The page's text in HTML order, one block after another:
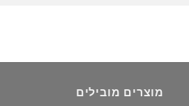
מוצרים מובילים